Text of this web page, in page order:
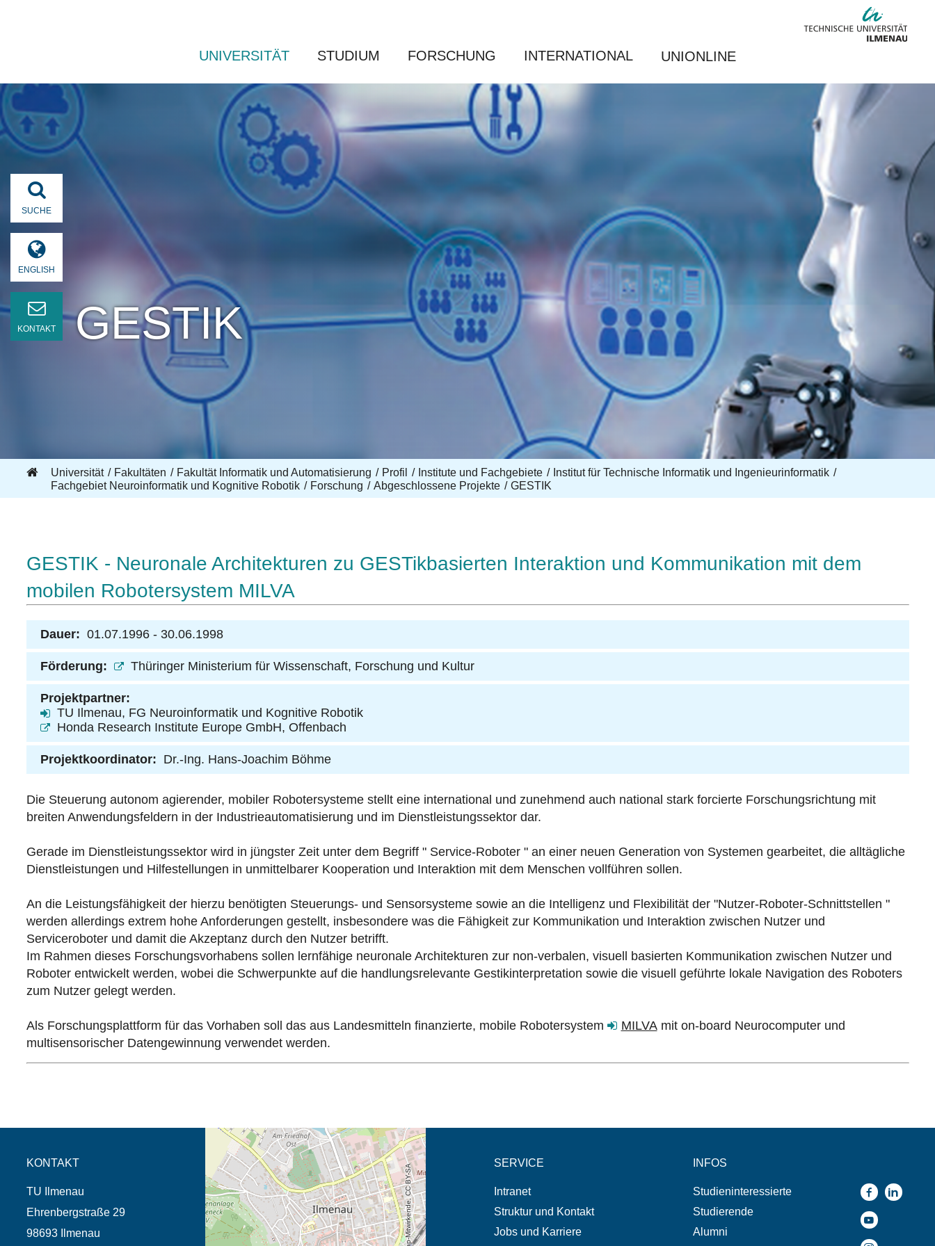
UNIVERSITÄT STUDIUM FORSCHUNG INTERNATIONAL UNIONLINE
SUCHE
ENGLISH
KONTAKT GESTIK
Universität Fakultäten Fakultät Informatik und Automatisierung Profil Institute und Fachgebiete
Institut für Technische Informatik und Ingenieurinformatik
Fachgebiet Neuroinformatik und Kognitive Robotik
Forschung Abgeschlossene Projekte GESTIK
GESTIK - Neuronale Architekturen zu GESTikbasierten Interaktion und Kommunikation mit dem
mobilen Robotersystem MILVA
Dauer: 01.07.1996 - 30.06.1998
Förderung: Thüringer Ministerium für Wissenschaft, Forschung und Kultur
Projektpartner:
TU Ilmenau, FG Neuroinformatik und Kognitive Robotik
Honda Research Institute Europe GmbH, Offenbach
Projektkoordinator: Dr.-Ing. Hans-Joachim Böhme
Die Steuerung autonom agierender, mobiler Robotersysteme stellt eine international und zunehmend auch national stark forcierte Forschungsrichtung mit
breiten Anwendungsfeldern in der Industrieautomatisierung und im Dienstleistungssektor dar.
Gerade im Dienstleistungssektor wird in jüngster Zeit unter dem Begriff " Service-Roboter " an einer neuen Generation von Systemen gearbeitet, die alltägliche
Dienstleistungen und Hilfestellungen in unmittelbarer Kooperation und Interaktion mit dem Menschen vollführen sollen.
An die Leistungsfähigkeit der hierzu benötigten Steuerungs- und Sensorsysteme sowie an die Intelligenz und Flexibilität der "Nutzer-Roboter-Schnittstellen "
werden allerdings extrem hohe Anforderungen gestellt, insbesondere was die Fähigkeit zur Kommunikation und Interaktion zwischen Nutzer und
Serviceroboter und damit die Akzeptanz durch den Nutzer betrifft.
Im Rahmen dieses Forschungsvorhabens sollen lernfähige neuronale Architekturen zur non-verbalen, visuell basierten Kommunikation zwischen Nutzer und
Roboter entwickelt werden, wobei die Schwerpunkte auf die handlungsrelevante Gestikinterpretation sowie die visuell geführte lokale Navigation des Roboters
zum Nutzer gelegt werden.
Als Forschungsplattform für das Vorhaben soll das aus Landesmitteln finanzierte, mobile Robotersystem MILVAmit on-board Neurocomputer und
multisensorischer Datengewinnung verwendet werden.
KONTAKT
TU Ilmenau
Ehrenbergstraße 29
98693 Ilmenau
Öffnet die Anfahrtsbeschreibung in neuem
Tab (Karte)
SERVICE
Intranet
Struktur und Kontakt
Jobs und Karriere
INFOS
Studieninteressierte
Studierende
Alumni